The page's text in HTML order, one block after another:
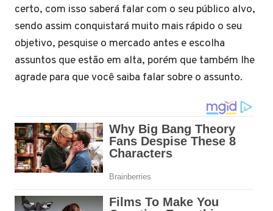
certo, com isso saberá falar com o seu público alvo,
sendo assim conquistará muito mais rápido o seu
objetivo, pesquise o mercado antes e escolha
assuntos que estão em alta, porém que também lhe
agrade para que você saiba falar sobre o assunto.